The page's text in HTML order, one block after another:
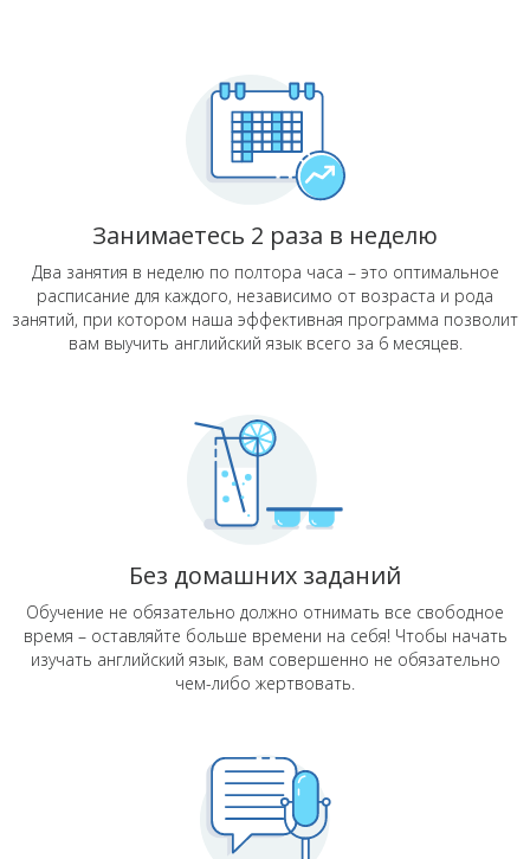
Занимаетесь 2 раза в неделю
Два занятия в неделю по полтора часа – это оптимальное
расписание для каждого, независимо от возраста и рода
занятий, при котором наша эффективная программа позволит
вам выучить английский язык всего за 6 месяцев.
Без домашних заданий
Обучение не обязательно должно отнимать все свободное
время – оставляйте больше времени на себя! Чтобы начать
изучать английский язык, вам совершенно не обязательно
чем-либо жертвовать.